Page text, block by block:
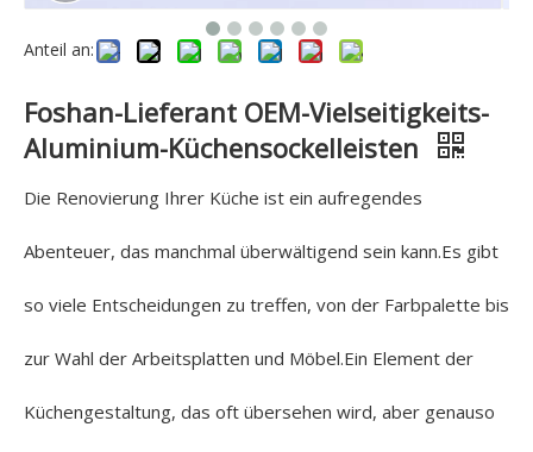
Anteil an:
Foshan-Lieferant OEM-Vielseitigkeits-
Aluminium-Küchensockelleisten
Die Renovierung Ihrer Küche ist ein aufregendes
Abenteuer, das manchmal überwältigend sein kann.Es gibt
so viele Entscheidungen zu treffen, von der Farbpalette bis
zur Wahl der Arbeitsplatten und Möbel.Ein Element der
Küchengestaltung, das oft übersehen wird, aber genauso